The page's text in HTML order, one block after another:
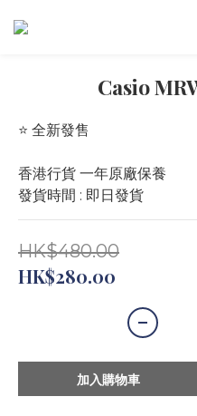
Casio
⭐️ 全新發售
香港行貨 一年原廠保養
發貨時間 : 即日發貨
HK$480.00
HK$280.00
加入購物車